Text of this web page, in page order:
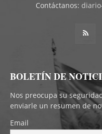
Contáctanos:
BOLETÍN DE
Nos preocupa su
enviarle un resumen de
Email